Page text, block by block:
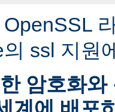
의 ssl 지원
암호화